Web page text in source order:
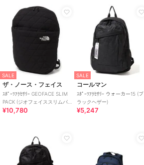
SALE
ザ・ノース・フェイス
ｽﾎﾟｰﾂｱｸｾｻﾘｰ GEOFACE SLIM
PACK (ジオフェイススリムパ
ック)
¥10,780
SALE
コールマン
ｽﾎﾟｰﾂｱｸｾｻﾘｰ ウォーカー15 (ブ
ラックヘザー)
¥5,247